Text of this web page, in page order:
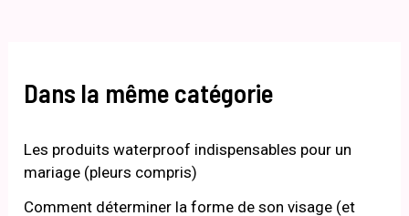
Dans la même catégorie
Les produits waterproof indispensables pour un
mariage (pleurs compris)
Comment déterminer la forme de son visage (et